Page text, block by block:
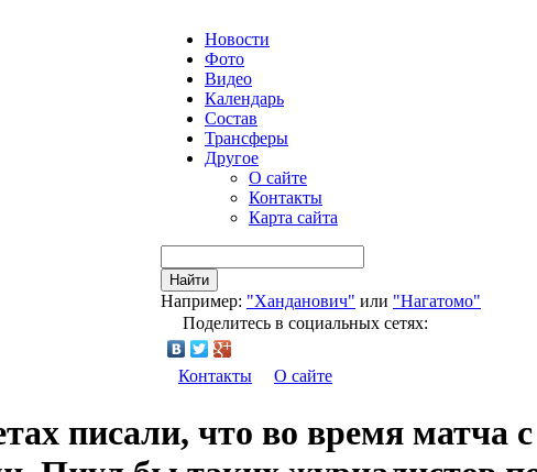
Новости
Фото
Видео
Календарь
Состав
Трансферы
Другое
О сайте
Контакты
Карта сайта
Найти
Например: "Ханданович" или "Нагатомо"
Поделитесь в социальных сетях:
Контакты О сайте
писали, что во время